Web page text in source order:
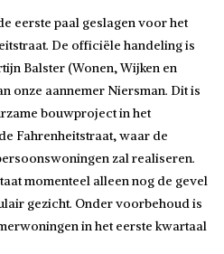
eerste paal geslagen voor het
De officiële handeling is
Balster (Wonen, Wijken en
onze aannemer Niersman. Dit is
bouwproject in het
Fahrenheitstraat, waar de
zal realiseren.
momenteel alleen nog de gevel
gezicht. Onder voorbehoud is
in het eerste kwartaal